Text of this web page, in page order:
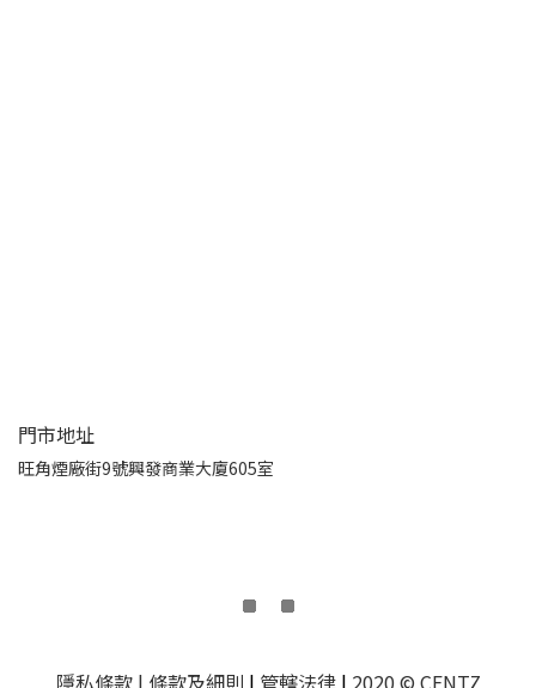
門市地址
旺角煙廠街9號興發商業大廈605室
隱私條款| 條款及細則 | 管轄法律| 2020 © CENTZ